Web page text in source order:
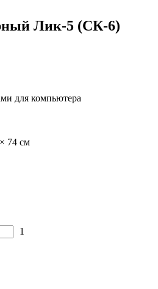
Лик-5 (СК-6)
для компьютера
74 см
1